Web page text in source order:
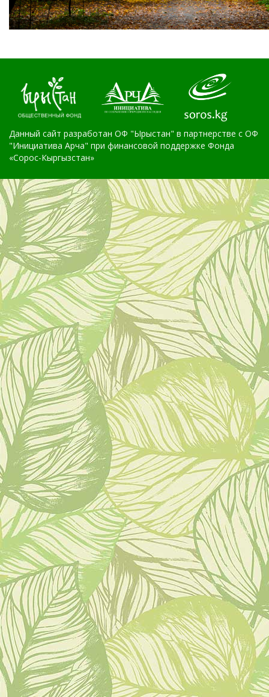
Данный сайт разработан ОФ "Ырыстан" в партнерстве с ОФ
"Инициатива Арча" при финансовой поддержке Фонда
«Сорос-Кыргызстан»